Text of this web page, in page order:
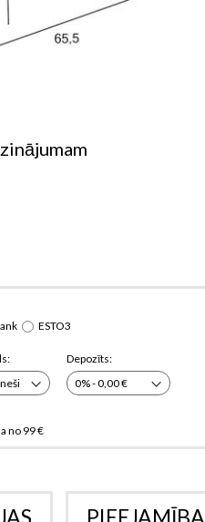
ESTO3
Depozīts:
no 99 €
PIEEJAMĪBA